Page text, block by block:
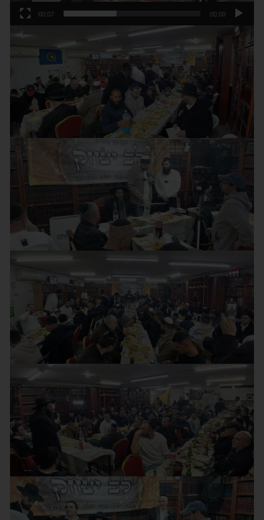
00:00
00:07